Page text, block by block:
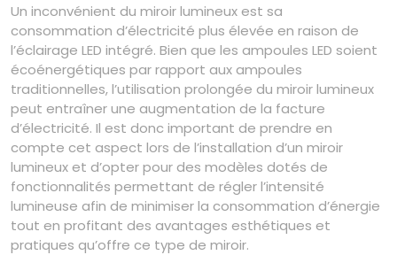
Un inconvénient du miroir lumineux est sa
consommation d’électricité plus élevée en raison de
l’éclairage LED intégré. Bien que les ampoules LED soient
écoénergétiques par rapport aux ampoules
traditionnelles, l’utilisation prolongée du miroir lumineux
peut entraîner une augmentation de la facture
d’électricité. Il est donc important de prendre en
compte cet aspect lors de l’installation d’un miroir
lumineux et d’opter pour des modèles dotés de
fonctionnalités permettant de régler l’intensité
lumineuse afin de minimiser la consommation d’énergie
tout en profitant des avantages esthétiques et
pratiques qu’offre ce type de miroir.